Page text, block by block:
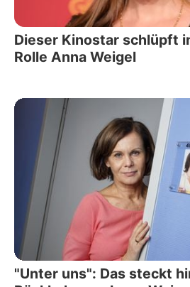
Dieser Kinostar schlüpft
Rolle Anna Weigel
"Unter uns": Das steckt